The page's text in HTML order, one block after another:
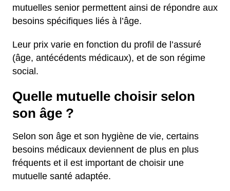
mutuelles senior permettent ainsi de répondre aux
besoins spécifiques liés à l’âge.
Leur prix varie en fonction du profil de l’assuré
(âge, antécédents médicaux), et de son régime
social.
Quelle mutuelle choisir selon
son âge ?
Selon son âge et son hygiène de vie, certains
besoins médicaux deviennent de plus en plus
fréquents et il est important de choisir une
mutuelle santé adaptée.